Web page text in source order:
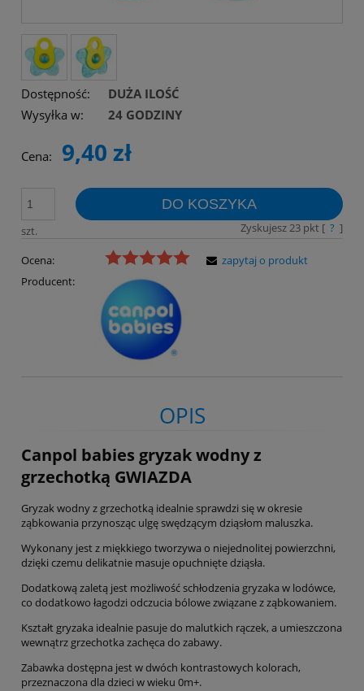
Dostępność:
DUŻA ILOŚĆ
Wysyłka w:
24 GODZINY
Cena: 9,40 zł
szt.
DO KOSZYKA
Zyskujesz23pkt [ ? ]
Ocena:
Producent:
zapytaj o produkt
OPIS
Canpol babies gryzak wodny z
grzechotką GWIAZDA
Gryzak wodny z grzechotką idealnie sprawdzi się w okresie
ząbkowania przynosząc ulgę swędzącym dziąsłom maluszka.
Wykonany jest z miękkiego tworzywa o niejednolitej powierzchni,
dzięki czemu delikatnie masuje opuchnięte dziąsła.
Dodatkową zaletą jest możliwość schłodzenia gryzaka w lodówce,
co dodatkowo łagodzi odczucia bólowe związane z ząbkowaniem.
Kształt gryzaka idealnie pasuje do malutkich rączek, a umieszczona
wewnątrz grzechotka zachęca do zabawy.
Zabawka dostępna jest w dwóch kontrastowych kolorach,
przeznaczona dla dzieci w wieku 0m+.